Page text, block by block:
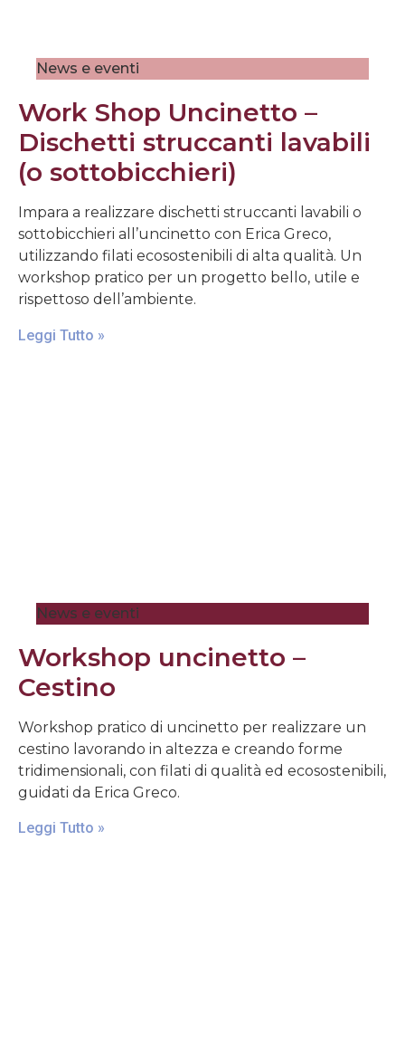
News e eventi
Work Shop Uncinetto –
Dischetti struccanti lavabili
(o sottobicchieri)
Impara a realizzare dischetti struccanti lavabili o
sottobicchieri all’uncinetto con Erica Greco,
utilizzando filati ecosostenibili di alta qualità. Un
workshop pratico per un progetto bello, utile e
rispettoso dell’ambiente.
Leggi Tutto »
News e eventi
Workshop uncinetto –
Cestino
Workshop pratico di uncinetto per realizzare un
cestino lavorando in altezza e creando forme
tridimensionali, con filati di qualità ed ecosostenibili,
guidati da Erica Greco.
Leggi Tutto »